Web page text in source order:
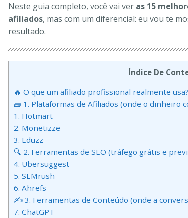
Neste guia completo, você vai ver as 15
afiliados, mas com um diferencial: eu vou te
resultado.
Índice De
🔥 O que um afiliado profissional realmente usa?
🧱 1. Plataformas de Afiliados (onde o dinheiro
1. Hotmart
2. Monetizze
3. Eduzz
🔍 2. Ferramentas de SEO (tráfego grátis e
4. Ubersuggest
5. SEMrush
6. Ahrefs
✍️ 3. Ferramentas de Conteúdo (onde a
7. ChatGPT